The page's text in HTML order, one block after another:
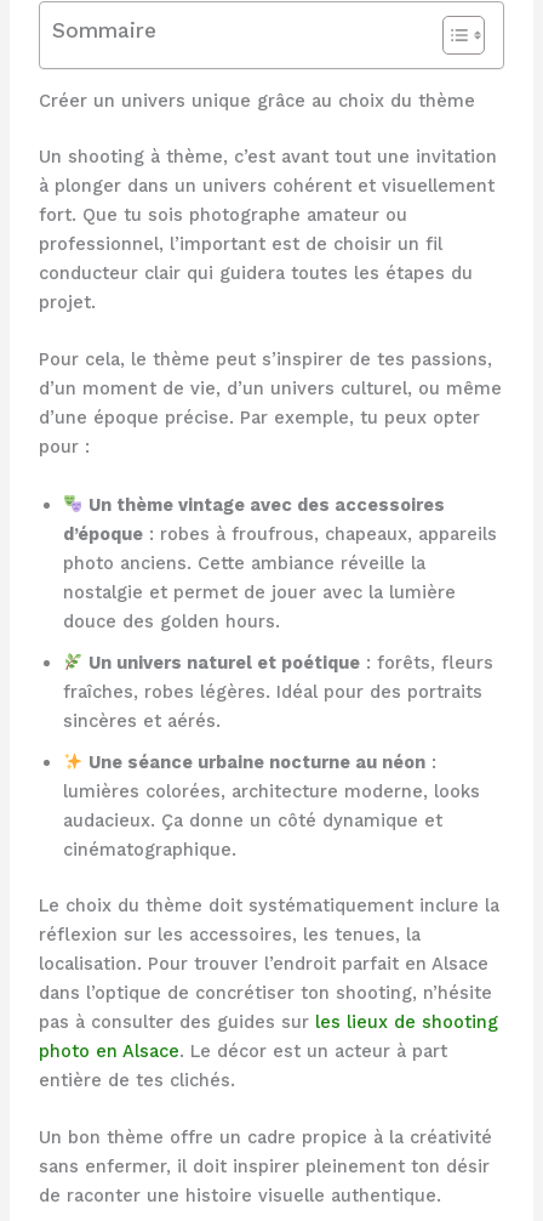
Sommaire
Créer un univers unique grâce au choix du thème
Un shooting à thème, c’est avant tout une invitation
à plonger dans un univers cohérent et visuellement
fort. Que tu sois photographe amateur ou
professionnel, l’important est de choisir un fil
conducteur clair qui guidera toutes les étapes du
projet.
Pour cela, le thème peut s’inspirer de tes passions,
d’un moment de vie, d’un univers culturel, ou même
d’une époque précise. Par exemple, tu peux opter
pour :
Un thème vintage avec des accessoires
d’époque: robes à froufrous, chapeaux, appareils
photo anciens. Cette ambiance réveille la
nostalgie et permet de jouer avec la lumière
douce des golden hours.
Un univers naturel et poétique : forêts, fleurs
fraîches, robes légères. Idéal pour des portraits
sincères et aérés.
Une séance urbaine nocturne au néon :
lumières colorées, architecture moderne, looks
audacieux. Ça donne un côté dynamique et
cinématographique.
Le choix du thème doit systématiquement inclure la
réflexion sur les accessoires, les tenues, la
localisation. Pour trouver l’endroit parfait en Alsace
dans l’optique de concrétiser ton shooting, n’hésite
pas à consulter des guides sur les lieux de shooting
photo en Alsace. Le décor est un acteur à part
entière de tes clichés.
Un bon thème offre un cadre propice à la créativité
sans enfermer, il doit inspirer pleinement ton désir
de raconter une histoire visuelle authentique.